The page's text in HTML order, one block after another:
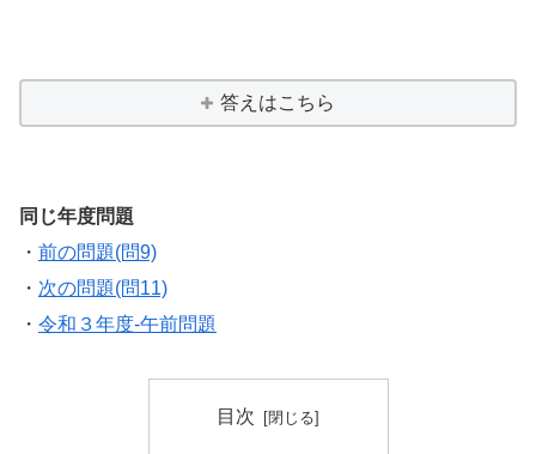
答えはこちら
同じ年度問題
・ 前の問題(問9)
・ 次の問題(問11)
・ 令和３年度-午前問題
目次